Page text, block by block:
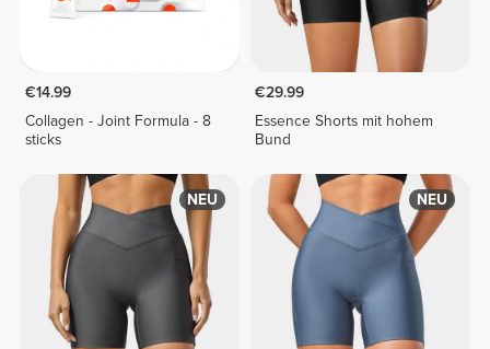
€14.99
Collagen - Joint Formula - 8
sticks
€29.99
Essence Shorts mit hohem
Bund
NEU NEU